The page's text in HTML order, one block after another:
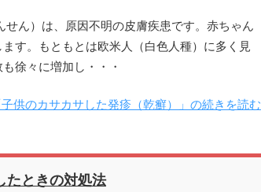
ん）は、原因不明の皮膚疾患です。赤ちゃん
す。もともとは欧米人（白色人種）に多く見
徐々に増加し・・・
子供のカサカサした発疹（乾癬）」の続きを読む
たときの対処法